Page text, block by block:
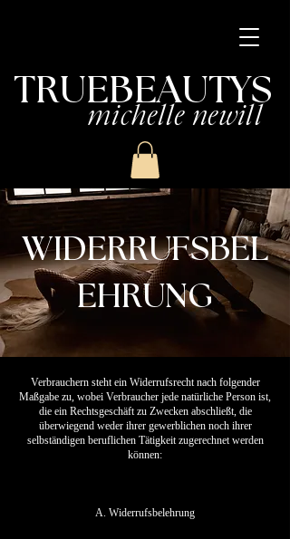
TRUEBEAUTYS
michelle newill
WIDERRUFSBEL
EHRUNG
Verbrauchern steht ein Widerrufsrecht nach folgender
Maßgabe zu, wobei Verbraucher jede natürliche Person ist,
die ein Rechtsgeschäft zu Zwecken abschließt, die
überwiegend weder ihrer gewerblichen noch ihrer
selbständigen beruflichen Tätigkeit zugerechnet werden
können:
A. Widerrufsbelehrung